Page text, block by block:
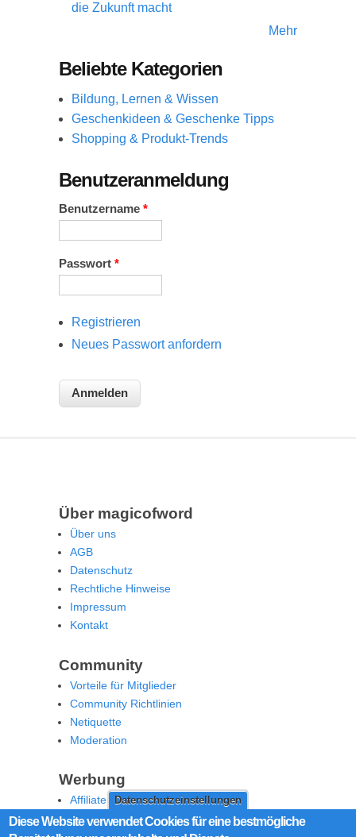
Datenschutzeinstellungen
Diese Website verwendet Cookies für eine bestmögliche
die Zukunft macht
Mehr
Beliebte Kategorien
Bildung, Lernen & Wissen
Geschenkideen & Geschenke Tipps
Shopping & Produkt-Trends
Benutzeranmeldung
Benutzername *
Passwort *
Registrieren
Neues Passwort anfordern
Über magicofword
Über uns
AGB
Datenschutz
Rechtliche Hinweise
Impressum
Kontakt
Community
Vorteile für Mitglieder
Community Richtlinien
Netiquette
Moderation
Werbung
Affiliate Offenlegung
Werben Sie auf MoW